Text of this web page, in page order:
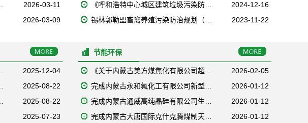
2026-03-11
2026-03-09
2024-12-16
《呼和浩特中心城区建筑垃圾污染防…
2023-11-22
锡林郭勒盟畜禽养殖污染防治规划（…
2025-12-04
2025-08-22
2025-08-22
2025-07-23
节能环保
2026-02-05
《关于内蒙古美方煤焦化有限公司超…
2026-01-12
完成内蒙古永和氟化工有限公司新型…
2026-01-12
完成内蒙古通威高纯晶硅有限公司生…
2026-01-12
完成内蒙古大唐国际克什克腾煤制天…